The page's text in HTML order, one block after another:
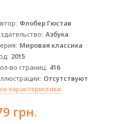
Флобер Гюстав
Азбука
Мировая классика
2015
во страниц 416
Отсутствуют
характеристики
грн.